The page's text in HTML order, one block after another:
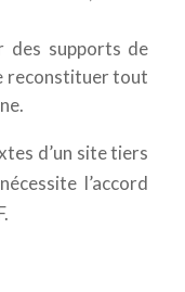
des supports de
reconstituer tout
d’un site tiers
l’accord